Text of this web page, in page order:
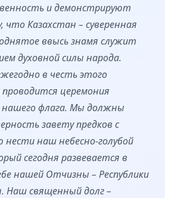
и демонстрируют
что Казахстан – суверенная
ввысь знамя служит
духовной силы народа.
в честь этого
проводится церемония
флага. Мы должны
завету предков с
нести наш небесно-голубой
сегодня развевается в
нашей Отчизны – Республики
Наш священный долг –